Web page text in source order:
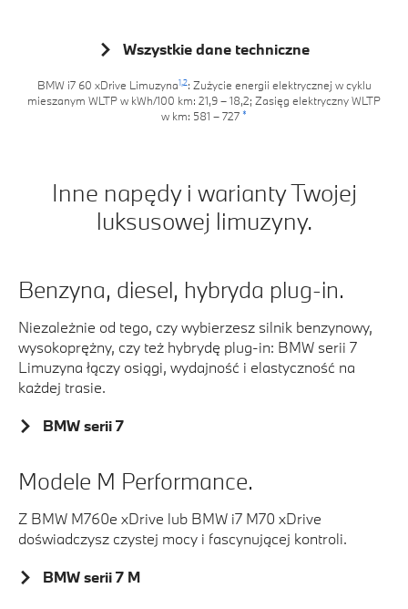
Wszystkie dane techniczne
BMW i7 60 xDrive Limuzyna1,2: Zużycie energii elektrycznej w cyklu
mieszanym WLTP w kWh/100 km: 21,9 – 18,2; Zasięg elektryczny WLTP
w km: 581 – 727 *
Inne napędy i warianty Twojej
luksusowej limuzyny.
Benzyna, diesel, hybryda plug-in.
Niezależnie od tego, czy wybierzesz silnik benzynowy,
wysokoprężny, czy też hybrydę plug-in: BMW serii 7
Limuzyna łączy osiągi, wydajność i elastyczność na
każdej trasie.
BMW serii 7
Modele M Performance.
Z BMW M760e xDrive lub BMW i7 M70 xDrive
doświadczysz czystej mocy i fascynującej kontroli.
BMW serii 7 M